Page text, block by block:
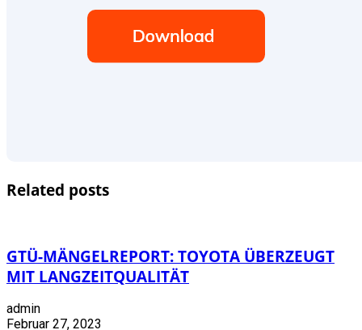
Related posts
GTÜ-MÄNGELREPORT: TOYOTA ÜBERZEUGT
MIT LANGZEITQUALITÄT
admin
Februar 27, 2023